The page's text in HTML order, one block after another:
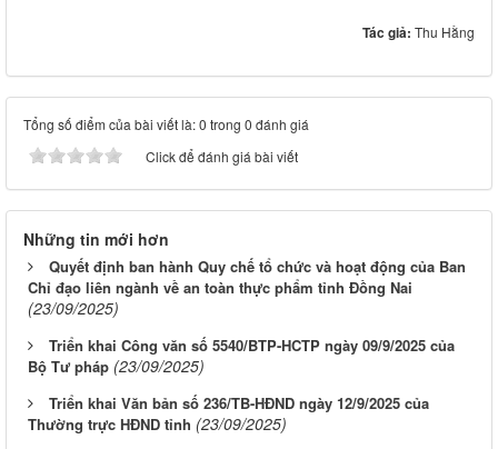
Tác giả: Thu Hằng
Tổng số điểm của bài viết là: 0 trong 0 đánh giá
Click để đánh giá bài viết
Những tin mới hơn
Quyết định ban hành Quy chế tổ chức và hoạt động của Ban
Chỉ đạo liên ngành về an toàn thực phẩm tỉnh Đồng Nai
(23/09/2025)
Triển khai Công văn số 5540/BTP-HCTP ngày 09/9/2025 của
Bộ Tư pháp (23/09/2025)
Triển khai Văn bản số 236/TB-HĐND ngày 12/9/2025 của
Thường trực HĐND tỉnh (23/09/2025)